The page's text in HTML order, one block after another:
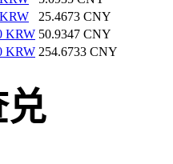
25.4673 CNY
KRW 50.9347 CNY
KRW 254.6733 CNY
兑